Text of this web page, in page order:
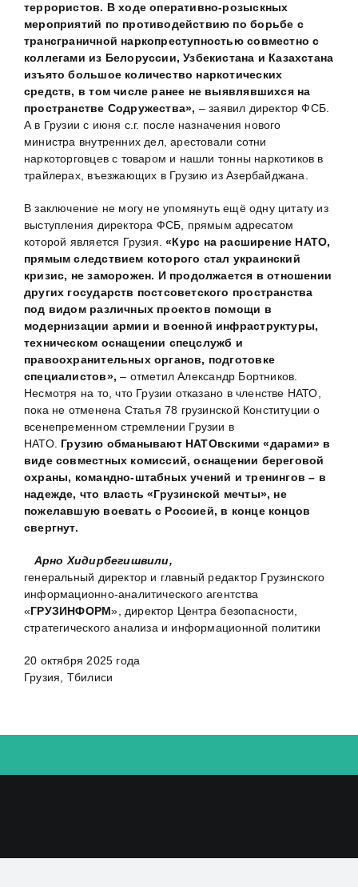
террористов. В ходе оперативно-розыскных
мероприятий по противодействию по борьбе с
трансграничной наркопреступностью совместно с
коллегами из Белоруссии, Узбекистана и Казахстана
изъято большое количество наркотических
средств, в том числе ранее не выявлявшихся на
пространстве Содружества», – заявил директор ФСБ.
А в Грузии с июня с.г. после назначения нового
министра внутренних дел, арестовали сотни
наркоторговцев с товаром и нашли тонны наркотиков в
трайлерах, въезжающих в Грузию из Азербайджана.
В заключение не могу не упомянуть ещё одну цитату из
выступления директора ФСБ, прямым адресатом
которой является Грузия.«Курс на расширение НАТО,
прямым следствием которого стал украинский
кризис, не заморожен. И продолжается в отношении
других государств постсоветского пространства
под видом различных проектов помощи в
модернизации армии и военной инфраструктуры,
техническом оснащении спецслужб и
правоохранительных органов, подготовке
специалистов», – отметил Александр Бортников.
Несмотря на то, что Грузии отказано в членстве НАТО,
пока не отменена Статья 78 грузинской Конституции о
всенепременном стремлении Грузии в
НАТО. Грузию обманывают НАТОвскими «дарами» в
виде совместных комиссий, оснащении береговой
охраны, командно-штабных учений и тренингов – в
надежде, что власть «Грузинской мечты», не
пожелавшую воевать с Россией, в конце концов
свергнут.
Арно Хидирбегишвили,
генеральный директор и главный редактор Грузинского
информационно-аналитического агентства
«ГРУЗИНФОРМ», директор Центра безопасности,
стратегического анализа и информационной политики
20 октября 2025 года
Грузия, Тбилиси